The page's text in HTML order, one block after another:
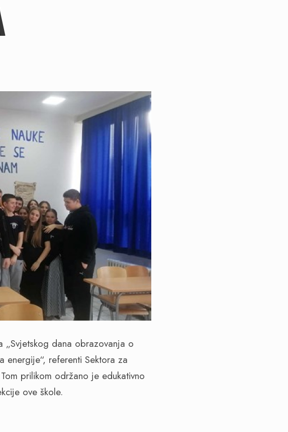
„Svjetskog dana obrazovanja o
energije“, referenti Sektora za
prilikom održano je edukativno
ove škole.